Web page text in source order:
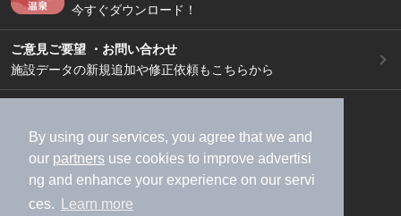
By using our services, you agree that we and
our partners use cookies to improve advertisi
ng and enhance your experience on our servi
ces.
Learn more
今すぐダウンロード！
ご意見ご要望 ・お問い合わせ
施設データの新規追加や修正依頼もこちらから
加盟店募集（資料請求）
広告出稿のご案内
利用規約
ライフスタイルMEMBERS+規約
特定商取引法に基づく表記
ヘルプ
採用情報
運営会社